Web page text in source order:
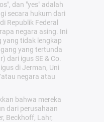
dan "yes" adalah
secara hukum dari
Republik Federal
negara asing. Ini
yang tidak lengkap
yang tertunda
dari igus SE & Co.
di Jerman, Uni
negara atau
bahwa mereka
dari perusahaan
Beckhoff, Lahr,